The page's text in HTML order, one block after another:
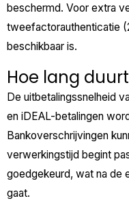
beschermd. Voor extra
tweefactorauthenticatie
beschikbaar is.
Hoe lang
De uitbetalingssnelheid
en iDEAL-betalingen
Bankoverschrijvingen
verwerkingstijd begint
goedgekeurd, wat na de
gaat.